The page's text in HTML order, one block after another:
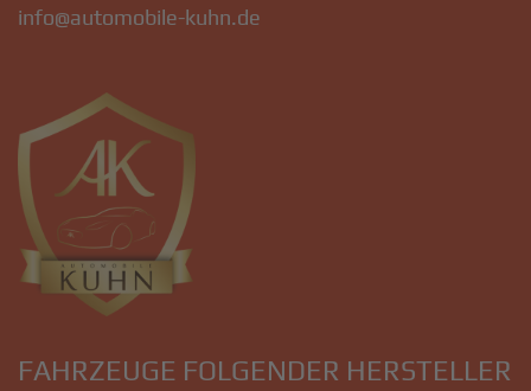
info@automobile-kuhn.de
FAHRZEUGE FOLGENDER HERSTELLER